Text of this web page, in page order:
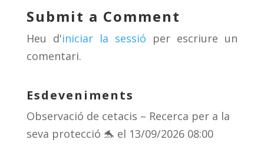
y d
s
a
m
ar
te
ix
Submit a Comment
Heu d'iniciar la sessió per escriure un
comentari.
Esdeveniments
Observació de cetacis – Recerca per a la
seva protecció 🐬 el 13/09/2026 08:00